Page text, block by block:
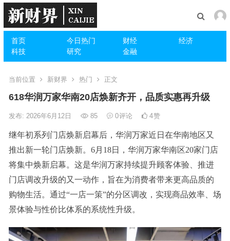
首页 今日热门 财经
经济
科技
研究 金融
当前位置 新财界 热门 正文
618华润万家华南20店焕新齐开，品质实惠再升级
发布: 2026年6月12日 85 0评论 4赞
继年初系列门店焕新启幕后，华润万家近日在华南地区又
推出新一轮门店焕新。6月18日，华润万家华南区20家门店
将集中焕新启幕。这是华润万家持续提升顾客体验、推进
门店调改升级的又一动作，旨在为消费者带来更高品质的
购物生活。通过“一店一策”的分区调改，实现商品效率、场
景体验与性价比体系的系统性升级。